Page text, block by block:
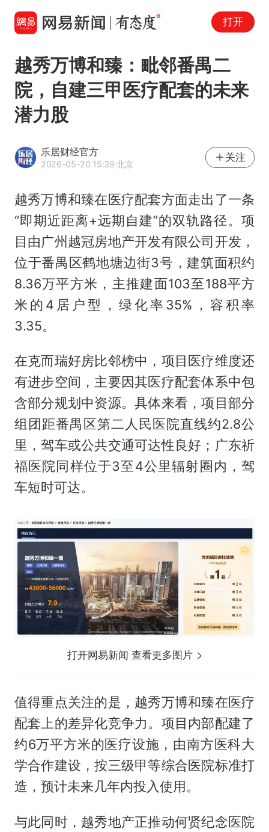
打开
越秀万博和臻：毗邻番禺二
院，自建三甲医疗配套的未来
潜力股
乐居财经官方
2026-05-20 15:39·北京
关注
越秀万博和臻在医疗配套方面走出了一条
“即期近距离+远期自建”的双轨路径。项
目由广州越冠房地产开发有限公司开发，
位于番禺区鹤地塘边街3号，建筑面积约
8.36万平方米，主推建面103至188平方
米的4居户型，绿化率35%，容积率
3.35。
在克而瑞好房比邻榜中，项目医疗维度还
有进步空间，主要因其医疗配套体系中包
含部分规划中资源。具体来看，项目部分
组团距番禺区第二人民医院直线约2.8公
里，驾车或公共交通可达性良好；广东祈
福医院同样位于3至4公里辐射圈内，驾
车短时可达。
打开网易新闻 查看更多图片
值得重点关注的是，越秀万博和臻在医疗
配套上的差异化竞争力。项目内部配建了
约6万平方米的医疗设施，由南方医科大
学合作建设，按三级甲等综合医院标准打
造，预计未来几年内投入使用。
与此同时，越秀地产正推动何贤纪念医院